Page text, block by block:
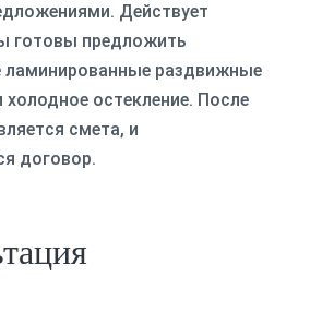
Действует
готовы предложить
ламинированные раздвижные
холодное остекление. После
смета, и
договор.